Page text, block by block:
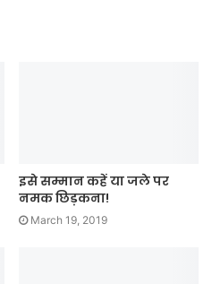
इसे सम्मान कहें या जले पर
नमक छिड़कना!
March 19, 2019